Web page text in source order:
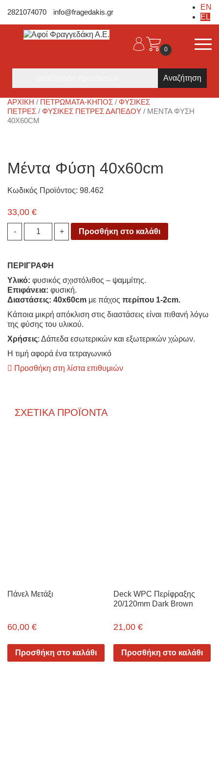
2821074070 info@fragedakis.gr
EN
EL
0
ΑΡΧΙΚΉ / ΠΕΤΡΩΜΑΤΑ-ΚΗΠΟΣ / ΦΥΣΙΚΈΣ
ΠΈΤΡΕΣ / ΦΥΣΙΚΈΣ ΠΈΤΡΕΣ ΔΑΠΈΔΟΥ / ΜΈΝΤΑ ΦΎΣΗ
40X60CM
Μέντα Φύση 40x60cm
Κωδικός Προϊόντος: 98.462
33,00 €
-
Μέντα
Φύση
+ Προσθήκη στο καλάθι
ΠΕΡΙΓΡΑΦΗ
Υλικό: φυσικός σχιστόλιθος – ψαμμίτης.
Eπιφάνεια: φυσική.
Διαστάσεις: 40x60cm με πάχος περίπου 1-2cm.
Κάποια μικρή απόκλιση στις διαστάσεις είναι πιθανή λόγω
της φύσης του υλικού.
Χρήσεις: Δάπεδα εσωτερικών και εξωτερικών χώρων.
Η τιμή αφορά ένα τετραγωνικό
Προσθήκη στη λίστα επιθυμιών
ΣΧΕΤΙΚΆ ΠΡΟΪΌΝΤΑ
Πάνελ Μετάξι
60,00 €
Προσθήκη στο καλάθι
Deck WPC Περίφραξης
20/120mm Dark Brown
21,00 €
Προσθήκη στο καλάθι